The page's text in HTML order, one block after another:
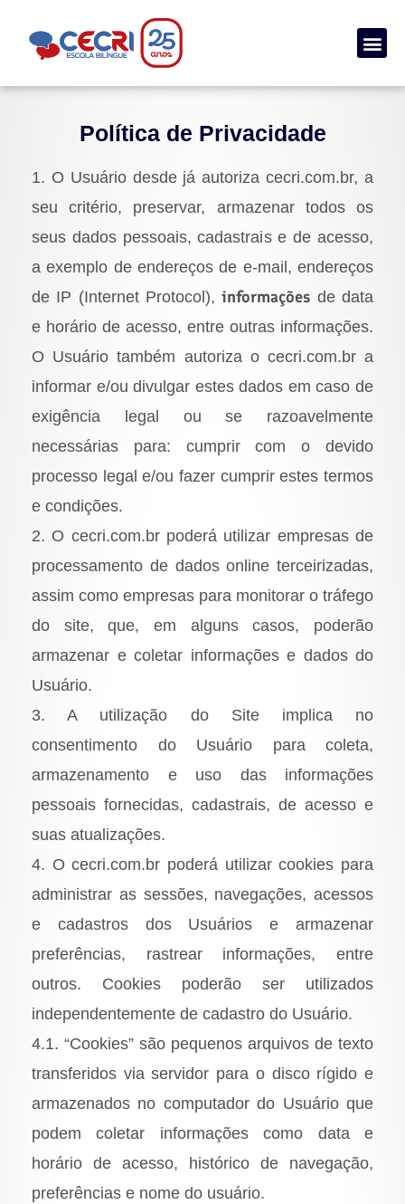
Política de Privacidade
1. O Usuário desde já autoriza cecri.com.br, a
seu critério, preservar, armazenar todos os
seus dados pessoais, cadastrais e de acesso,
a exemplo de endereços de e-mail, endereços
de IP (Internet Protocol),informações de data
e horário de acesso, entre outras informações.
O Usuário também autoriza o cecri.com.br a
informar e/ou divulgar estes dados em caso de
exigência legal ou se razoavelmente
necessárias para: cumprir com o devido
processo legal e/ou fazer cumprir estes termos
e condições.
2. O cecri.com.br poderá utilizar empresas de
processamento de dados online terceirizadas,
assim como empresas para monitorar o tráfego
do site, que, em alguns casos, poderão
armazenar e coletar informações e dados do
Usuário.
3. A utilização do Site implica no
consentimento do Usuário para coleta,
armazenamento e uso das informações
pessoais fornecidas, cadastrais, de acesso e
suas atualizações.
4. O cecri.com.br poderá utilizar cookies para
administrar as sessões, navegações, acessos
e cadastros dos Usuários e armazenar
preferências, rastrear informações, entre
outros. Cookies poderão ser utilizados
independentemente de cadastro do Usuário.
4.1. “Cookies” são pequenos arquivos de texto
transferidos via servidor para o disco rígido e
armazenados no computador do Usuário que
podem coletar informações como data e
horário de acesso, histórico de navegação,
preferências e nome do usuário.